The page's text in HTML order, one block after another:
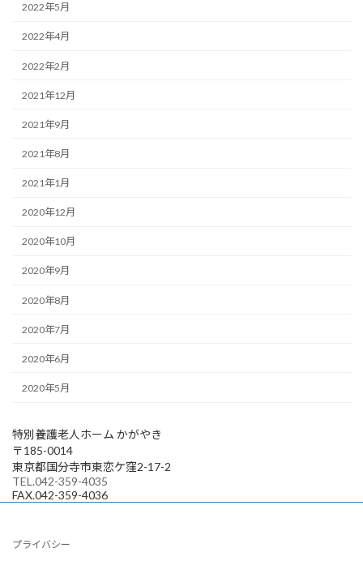
2022年5月
2022年4月
2022年2月
2021年12月
2021年9月
2021年8月
2021年1月
2020年12月
2020年10月
2020年9月
2020年8月
2020年7月
2020年6月
2020年5月
特別養護老人ホーム かがやき
〒185-0014
東京都国分寺市東恋ケ窪2-17-2
TEL.042-359-4035
FAX.042-359-4036
プライバシー